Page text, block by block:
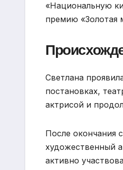
«Национальную
премию «Золотая
Светлана
постановках,
актрисой и
После окончания
художественный
активно